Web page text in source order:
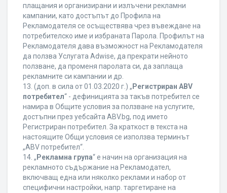
плащания и организирани и излъчени рекламни
кампании, като достъпът до Профила на
Рекламодателя се осъществява чрез въвеждане на
потребителско име и избраната Парола. Профилът на
Рекламодателя дава възможност на Рекламодателя
да ползва Услугата Adwise, да прекрати нейното
ползване, да променя паролата си, да заплаща
рекламните си кампании и др.
13. (доп. в сила от 01.03.2020 г.) „ Регистриран ABV
потребител“ - дефиницията за такъв потребител се
намира в Общите условия за ползване на услугите,
достъпни през уебсайта ABV.bg, под името
Регистриран потребител. За краткост в текста на
настоящите Общи условия се използва терминът
„ABV потребител“.
14. „ Рекламна група“ е начин на организация на
рекламното съдържание на Рекламодател,
включващ една или няколко реклами и набор от
специфични настройки, напр. таргетиране на